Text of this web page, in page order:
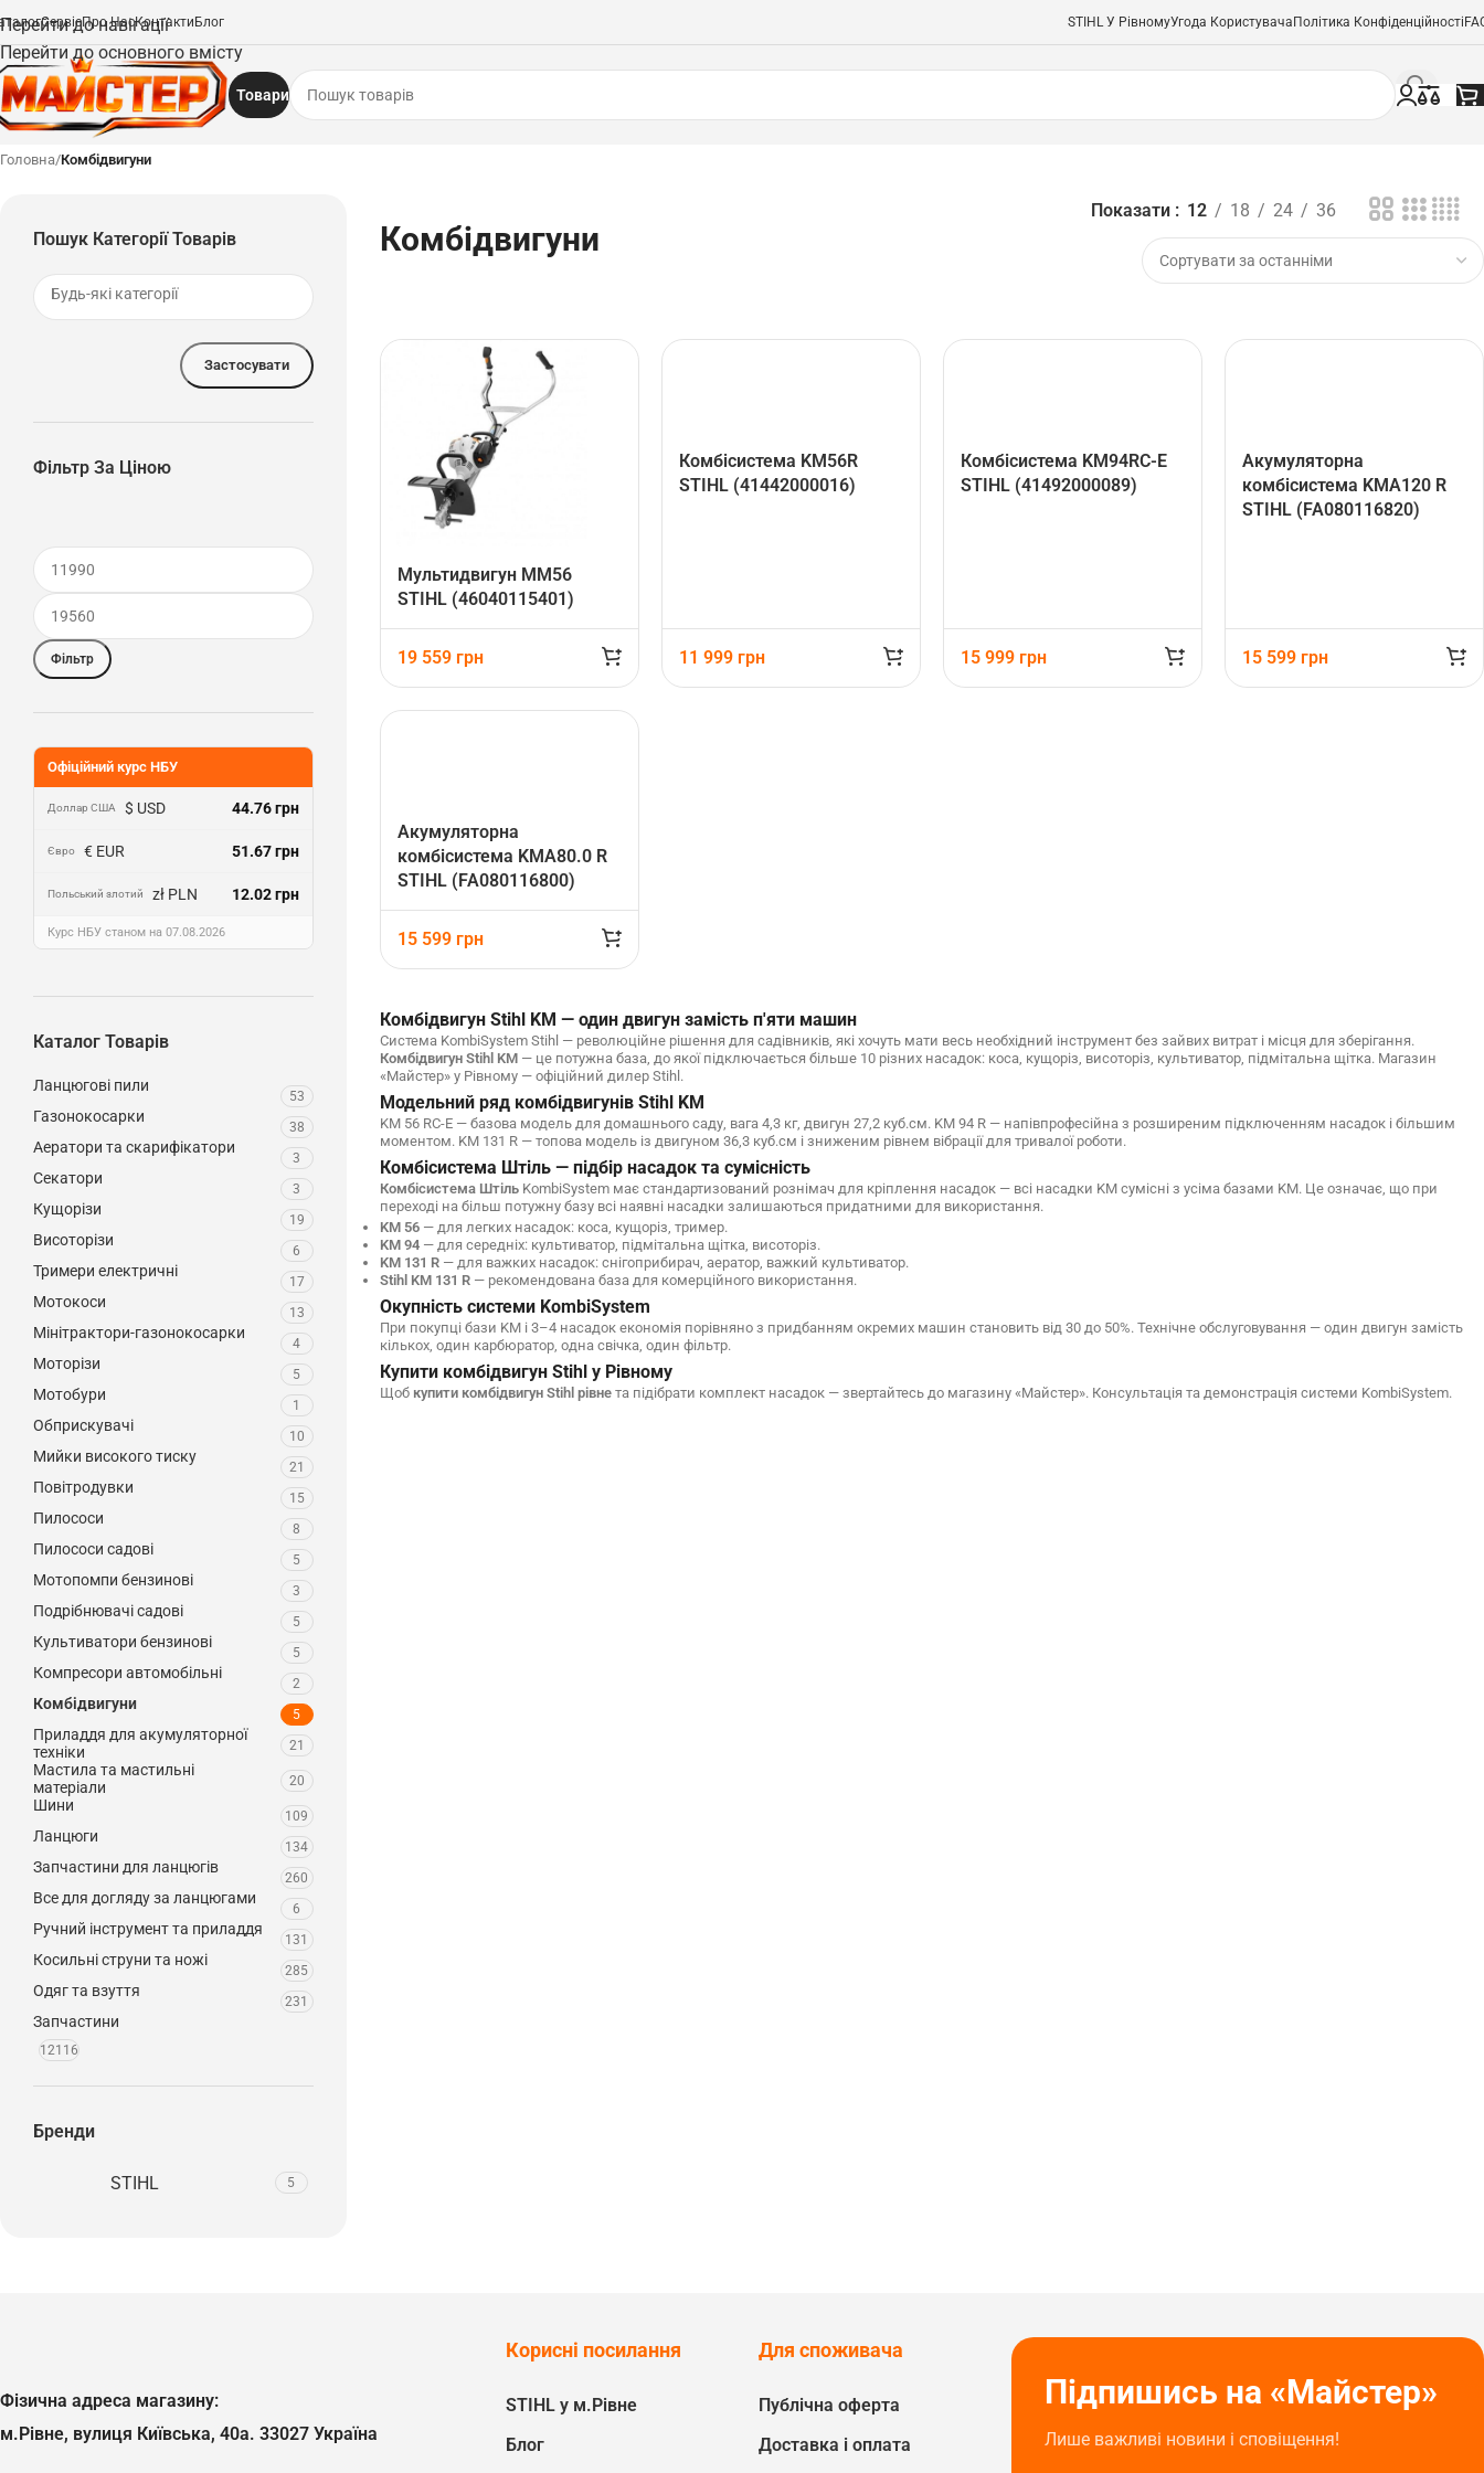
Перейти до навігації
Перейти до основного вмісту
СервісПро НасКонтакти Блог STIHL У РівномуУгода Користувача Політика Конфіденційності
Товари
Головна/Комбідвигуни
Пошук Категорії Товарів
Застосувати
Фільтр За Ціною
Фільтр
Офіційний курс НБУ
Доллар США $ USD 44.76 грн
Євро € EUR 51.67 грн
Польський злотий zł PLN 12.02 грн
Курс НБУ станом на 07.08.2026
Каталог Товарів
Ланцюгові пили
53
Газонокосарки
38
Аератори та скарифікатори
3
Секатори
3
Кущорізи
19
Висоторізи
6
Тримери електричні
17
Мотокоси
13
Мінітрактори-газонокосарки
4
Моторізи
5
Мотобури
1
Обприскувачі
10
Мийки високого тиску
21
Повітродувки
15
Пилососи
8
Пилососи садові
5
Мотопомпи бензинові
3
Подрібнювачі садові
5
Культиватори бензинові
5
Компресори автомобільні
2
Комбідвигуни
5
Приладдя для акумуляторної
техніки
21
Мастила та мастильні
матеріали
20
Шини
109
Ланцюги
134
Запчастини для ланцюгів
260
Все для догляду за ланцюгами
6
Ручний інструмент та приладдя
131
Косильні струни та ножі
285
Одяг та взуття
231
Запчастини
12116
Бренди
STIHL 5
Комбідвигуни
Показати 12 18 24 36
Мультидвигун MM56
STIHL (46040115401)
19 559 грн
Комбісистема KM56R
STIHL (41442000016)
11 999 грн
Комбісистема KM94RC-Е
STIHL (41492000089)
15 999 грн
Акумуляторна
комбісистема KMA120 R
STIHL (FA080116820)
15 599 грн
Акумуляторна
комбісистема KMA80.0 R
STIHL (FA080116800)
15 599 грн
Комбідвигун Stihl KM — один двигун замість п'яти машин
Система KombiSystem Stihl — революційне рішення для садівників, які хочуть мати весь необхідний інструмент без зайвих витрат і місця для зберігання.
Комбідвигун Stihl KM— це потужна база, до якої підключається більше 10 різних насадок: коса, кущоріз, висоторіз, культиватор, підмітальна щітка. Магазин
«Майстер» у Рівному — офіційний дилер Stihl.
Модельний ряд комбідвигунів Stihl KM
KM 56 RC-E — базова модель для домашнього саду, вага 4,3 кг, двигун 27,2 куб.см. KM 94 R — напівпрофесійна з розширеним підключенням насадок і більшим
моментом. KM 131 R — топова модель із двигуном 36,3 куб.см і зниженим рівнем вібрації для тривалої роботи.
Комбісистема Штіль — підбір насадок та сумісність
Комбісистема ШтільKombiSystem має стандартизований рознімач для кріплення насадок — всі насадки KM сумісні з усіма базами KM. Це означає, що при
переході на більш потужну базу всі наявні насадки залишаються придатними для використання.
KM 56— для легких насадок: коса, кущоріз, тример.
KM 94— для середніх: культиватор, підмітальна щітка, висоторіз.
KM 131 R— для важких насадок: снігоприбирач, аератор, важкий культиватор.
Stihl KM 131 R— рекомендована база для комерційного використання.
Окупність системи KombiSystem
При покупці бази KM і 3–4 насадок економія порівняно з придбанням окремих машин становить від 30 до 50%. Технічне обслуговування — один двигун замість
кількох, один карбюратор, одна свічка, один фільтр.
Купити комбідвигун Stihl у Рівному
Щоб купити комбідвигун Stihl рівнета підібрати комплект насадок — звертайтесь до магазину «Майстер». Консультація та демонстрація системи KombiSystem.
Фізична адреса магазину:
м.Рівне, вулиця Київська, 40а. 33027 Україна
Корисні посилання
STIHL у м.Рівне
Блог
Для споживача
Публічна оферта
Доставка і оплата
Підпишись на «Майстер»
Лише важливі новини і сповіщення!